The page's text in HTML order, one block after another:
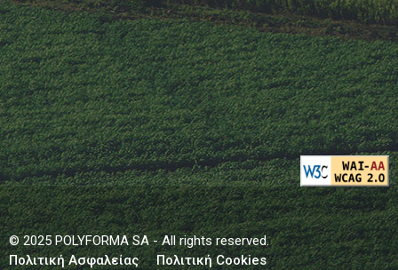
© 2025 POLYFORMA SA - All rights reserved.
Πολιτική Ασφαλείας
Πολιτική Cookies